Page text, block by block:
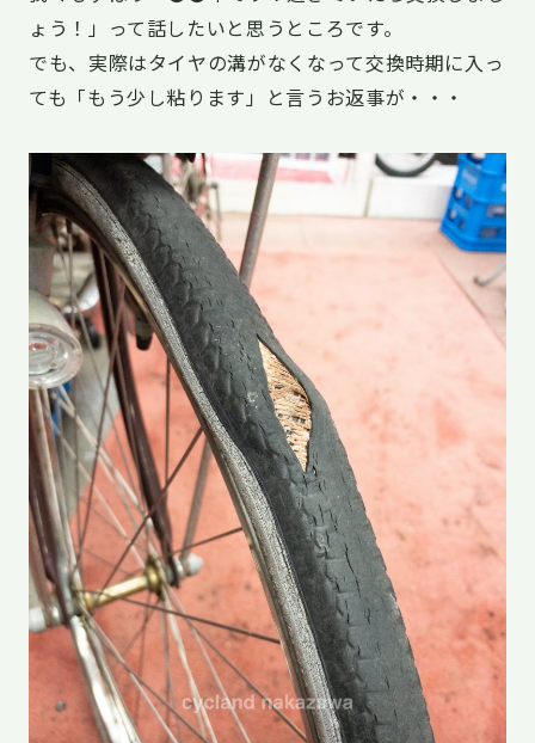
ょう！」って話したいと思うところです。
でも、実際はタイヤの溝がなくなって交換時期に入っ
ても「もう少し粘ります」と言うお返事が・・・